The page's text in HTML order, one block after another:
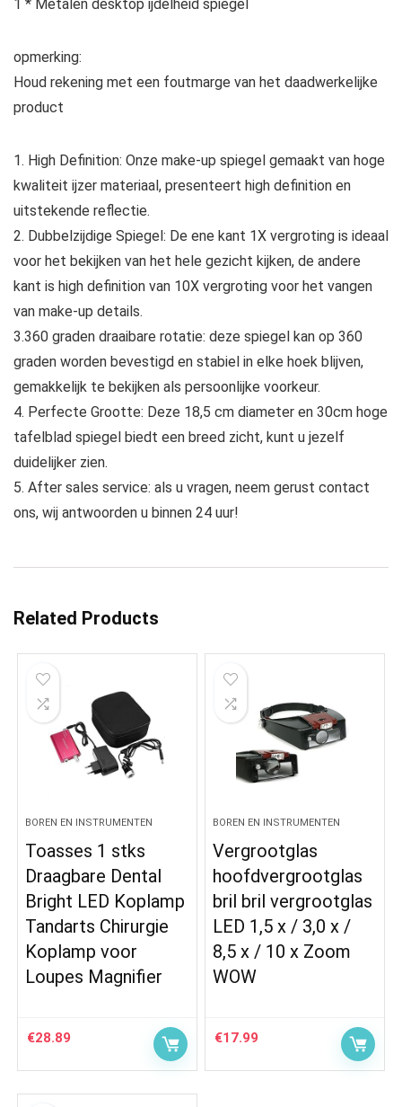
1 * Metalen desktop ijdelheid spiegel
opmerking:
Houd rekening met een foutmarge van het daadwerkelijke
product
1. High Definition: Onze make-up spiegel gemaakt van hoge
kwaliteit ijzer materiaal, presenteert high definition en
uitstekende reflectie.
2. Dubbelzijdige Spiegel: De ene kant 1X vergroting is ideaal
voor het bekijken van het hele gezicht kijken, de andere
kant is high definition van 10X vergroting voor het vangen
van make-up details.
3.360 graden draaibare rotatie: deze spiegel kan op 360
graden worden bevestigd en stabiel in elke hoek blijven,
gemakkelijk te bekijken als persoonlijke voorkeur.
4. Perfecte Grootte: Deze 18,5 cm diameter en 30cm hoge
tafelblad spiegel biedt een breed zicht, kunt u jezelf
duidelijker zien.
5. After sales service: als u vragen, neem gerust contact
ons, wij antwoorden u binnen 24 uur!
Related Products
BOREN EN INSTRUMENTEN
Toasses 1 stks
Draagbare Dental
Bright LED Koplamp
Tandarts Chirurgie
Koplamp voor
Loupes Magnifier
€28.89
BOREN EN INSTRUMENTEN
Vergrootglas
hoofdvergrootglas
bril bril vergrootglas
LED 1,5 x / 3,0 x /
8,5 x / 10 x Zoom
WOW
€17.99